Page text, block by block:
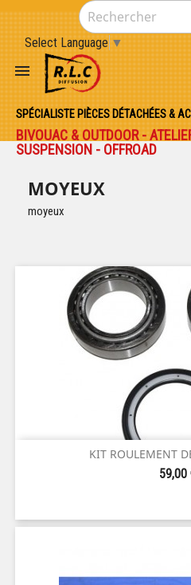
Select Language ▼

SPÉCIALISTE PIÈCES DÉTACHÉES &
BIVOUAC & OUTDOOR -
SUSPENSION - OFFROAD
MOYEUX
moyeux
KIT ROULEMENT
Prix
59,00